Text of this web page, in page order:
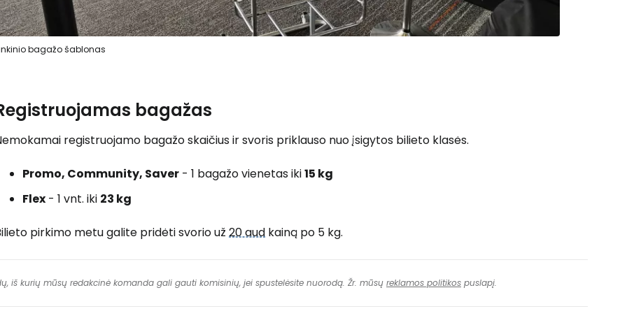
bagažo šablonas
bagažas
registruojamo bagažo skaičius ir svoris priklauso nuo įsigytos bilieto klasės.
Promo, Community, Saver - 1 bagažo vienetas iki15 kg
Flex - 1 vnt. iki 23 kg
pirkimo metu galite pridėti svorio už 20 aud kainą po 5 kg.
iš kurių mūsų redakcinė komanda gali gauti komisinių, jei spustelėsite nuorodą. Žr. mūsų reklamos politikos puslapį.